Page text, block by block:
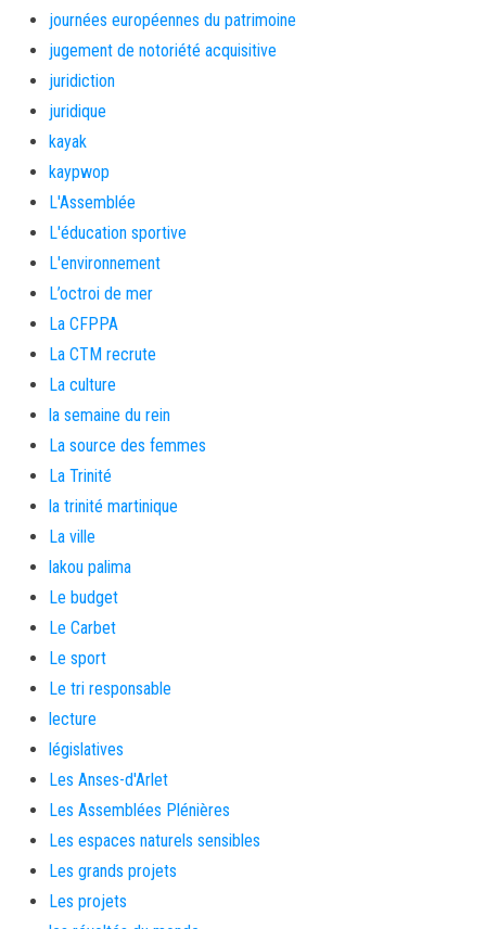
journées européennes du patrimoine
jugement de notoriété acquisitive
juridiction
juridique
kayak
kaypwop
L'Assemblée
L'éducation sportive
L'environnement
L’octroi de mer
La CFPPA
La CTM recrute
La culture
la semaine du rein
La source des femmes
La Trinité
la trinité martinique
La ville
lakou palima
Le budget
Le Carbet
Le sport
Le tri responsable
lecture
législatives
Les Anses-d'Arlet
Les Assemblées Plénières
Les espaces naturels sensibles
Les grands projets
Les projets